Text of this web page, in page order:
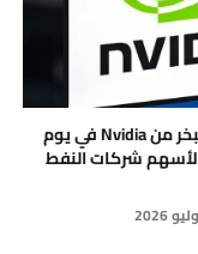
ربع تريليون دولار تتبخر من Nvidia في يوم
لأسهم شركات النفط